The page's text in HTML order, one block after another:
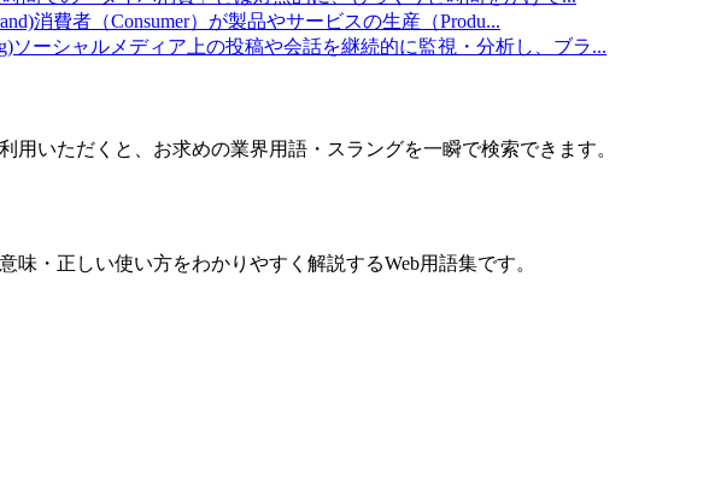
消費者（Consumer）が製品やサービスの生産（Produ...
ソーシャルメディア上の投稿や会話を継続的に監視・分析し、ブラ...
用いただくと、お求めの業界用語・スラングを一瞬で検索できます。
・正しい使い方をわかりやすく解説するWeb用語集です。